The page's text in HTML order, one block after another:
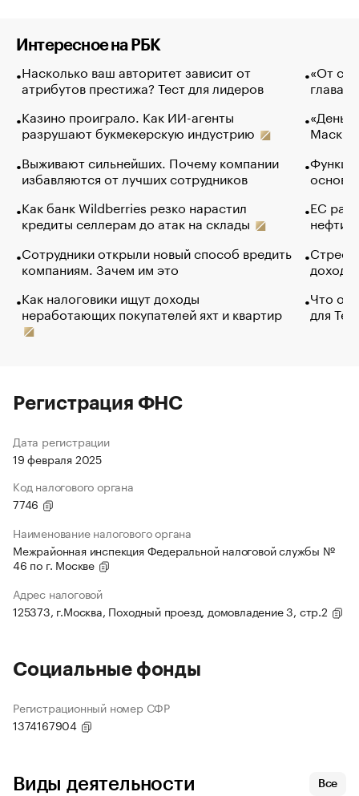
Интересное на РБК
Насколько ваш авторитет зависит от
атрибутов престижа? Тест для лидеров
Казино проиграло. Как ИИ-агенты
разрушают букмекерскую индустрию
Выживают сильнейших. Почему компании
избавляются от лучших сотрудников
Как банк Wildberries резко нарастил
кредиты селлерам до атак на склады
Сотрудники открыли новый способ вредить
компаниям. Зачем им это
Как налоговики ищут доходы
неработающих покупателей яхт и квартир
«От
глава
Маск в
основ
ЕС
нефти
Что
для
Регистрация ФНС
Дата регистрации
19 февраля 2025
Код налогового органа
7746
Наименование налогового органа
Межрайонная инспекция Федеральной налоговой службы №
46 по г. Москве
Адрес налоговой
125373, г.Москва, Походный проезд, домовладение 3, стр.2
Социальные фонды
Регистрационный номер СФР
1374167904
Виды деятельности Все